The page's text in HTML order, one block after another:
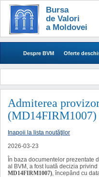
Bursa
de Valori
a Moldovei
Despre BVM Oferte
Admiterea
(MD14FIRM1007)
Inapoii la lista noutăţilor
2026-03-23
În baza documentelor prezentate
al BVM, a fost luată decizia
MD14FIRM1007), începând cu